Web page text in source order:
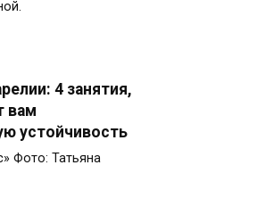
4 занятия,
вам
устойчивость
Фото: Татьяна